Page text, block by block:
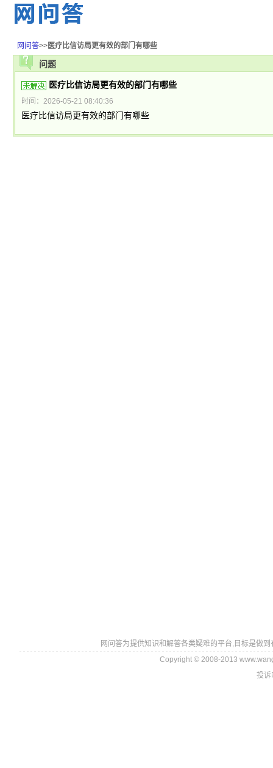
网问答>>医疗比信访局更有效的部门有哪些
问题
医疗比信访局更有效的部门有哪些
时间：2026-05-21 08:40:36
医疗比信访局更有效的部门有哪些
网问答为提供知识和解答各类疑难的平台,目标是做
Copyright © 2008-2013
投诉